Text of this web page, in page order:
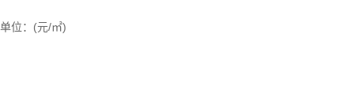
单位：(元/㎡)